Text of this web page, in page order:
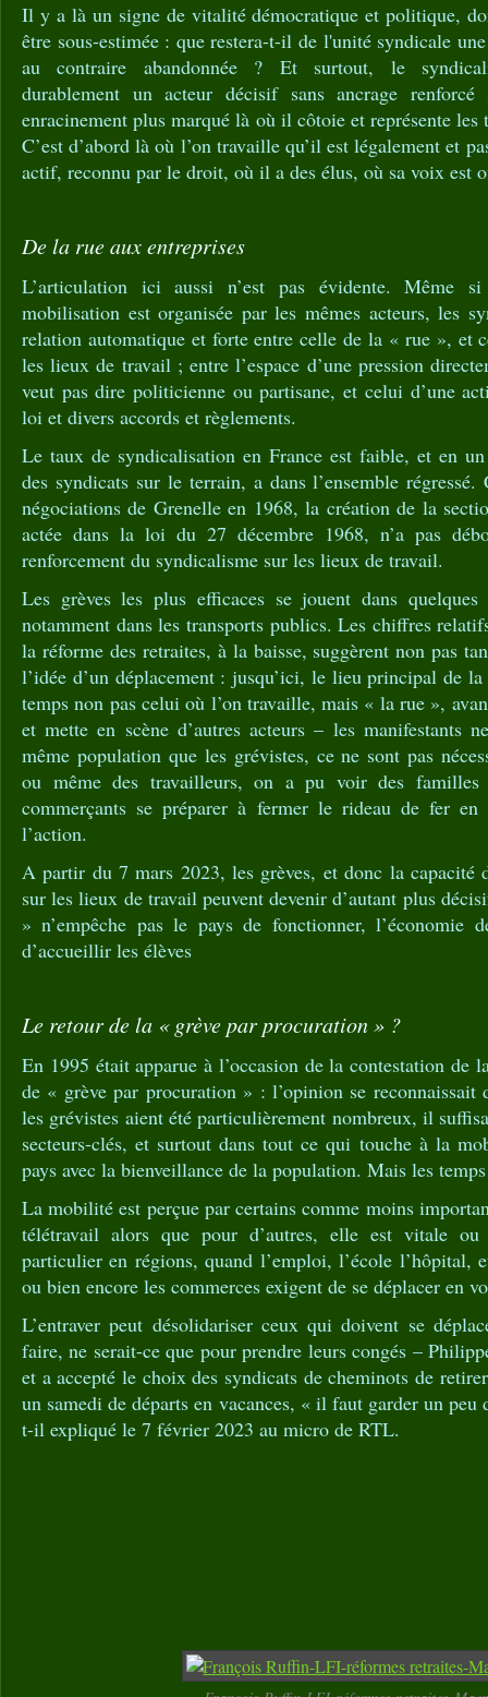
Il y a là un signe de vitalité démocratique et politique,
être sous-estimée : que restera-t-il de l'unité syndicale
au contraire abandonnée ? Et surtout, le
durablement un acteur décisif sans ancrage
enracinement plus marqué là où il côtoie et représente les
C’est d’abord là où l’on travaille qu’il est légalement et
actif, reconnu par le droit, où il a des élus, où sa voix est
De la rue aux entreprises
L’articulation ici aussi n’est pas évidente. Même
mobilisation est organisée par les mêmes acteurs, les
relation automatique et forte entre celle de la « rue », et
les lieux de travail ; entre l’espace d’une pression
veut pas dire politicienne ou partisane, et celui d’une
loi et divers accords et règlements.
Le taux de syndicalisation en France est faible, et en
des syndicats sur le terrain, a dans l’ensemble
négociations de Grenelle en 1968, la création de la
actée dans la loi du 27 décembre 1968, n’a pas
renforcement du syndicalisme sur les lieux de travail.
Les grèves les plus efficaces se jouent dans quelques
notamment dans les transports publics. Les chiffres
la réforme des retraites, à la baisse, suggèrent non pas
l’idée d’un déplacement : jusqu’ici, le lieu principal de
temps non pas celui où l’on travaille, mais « la rue »,
et mette en scène d’autres acteurs – les manifestants
même population que les grévistes, ce ne sont pas
ou même des travailleurs, on a pu voir des familles
commerçants se préparer à fermer le rideau de fer
l’action.
A partir du 7 mars 2023, les grèves, et donc la capacité
sur les lieux de travail peuvent devenir d’autant plus
» n’empêche pas le pays de fonctionner, l’économie
d’accueillir les élèves
Le retour de la « grève par procuration » ?
En 1995 était apparue à l’occasion de la contestation de
de « grève par procuration » : l’opinion se reconnaissait
les grévistes aient été particulièrement nombreux, il
secteurs-clés, et surtout dans tout ce qui touche à la
pays avec la bienveillance de la population. Mais les
La mobilité est perçue par certains comme moins
télétravail alors que pour d’autres, elle est vitale
particulier en régions, quand l’emploi, l’école l’hôpital,
ou bien encore les commerces exigent de se déplacer en
L’entraver peut désolidariser ceux qui doivent se
faire, ne serait-ce que pour prendre leurs congés –
et a accepté le choix des syndicats de cheminots de
un samedi de départs en vacances, « il faut garder un
t-il expliqué le 7 février 2023 au micro de RTL.